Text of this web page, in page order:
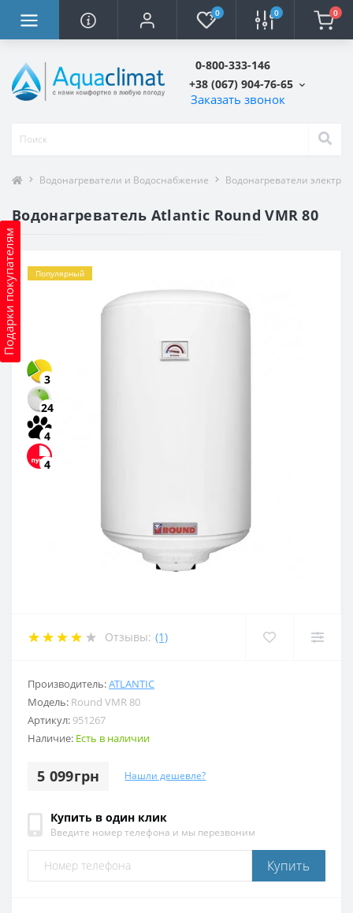
0 0 0
0-800-333-146
+38 (067) 904-76-65
Заказать звонок
Подарки покупателям
Водонагреватели и Водоснабжение Водонагреватели
Водонагреватель Atlantic Round VMR 80
Популярный
3
24
4
4
Отзывы: (1)
Производитель:ATLANTIC
Модель: Round VMR 80
Артикул: 951267
Наличие: Есть в наличии
5 099грн Нашли дешевле?
Купить в один клик
Введите номер телефона и мы перезвоним
Купить